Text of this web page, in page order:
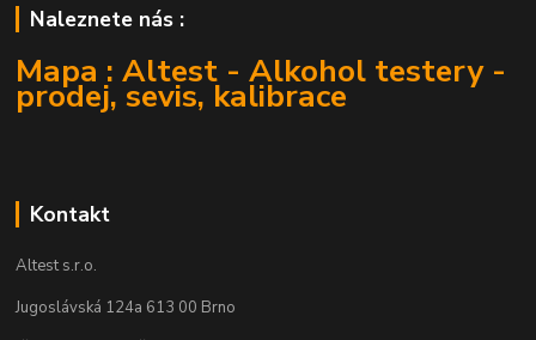
Naleznete nás :
Mapa : Altest - Alkohol testery -
prodej, sevis, kalibrace
Kontakt
Altest s.r.o.
Jugoslávská 124a 613 00 Brno